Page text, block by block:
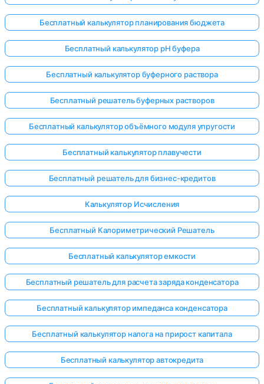
Бесплатный калькулятор планирования бюджета
Бесплатный калькулятор pH буфера
Бесплатный калькулятор буферного раствора
Бесплатный решатель буферных растворов
Бесплатный калькулятор объёмного модуля упругости
Бесплатный калькулятор плавучести
Бесплатный решатель для бизнес-кредитов
Калькулятор Исчисления
Бесплатный Калориметрический Решатель
Бесплатный калькулятор емкости
Бесплатный решатель для расчета заряда конденсатора
Бесплатный калькулятор импеданса конденсатора
Бесплатный калькулятор налога на прирост капитала
Бесплатный калькулятор автокредита